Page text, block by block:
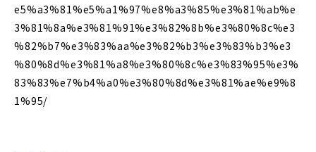
e5%a3%81%e5%a1%97%e8%a3%85%e3%81%ab%e
3%81%8a%e3%81%91%e3%82%8b%e3%80%8c%e3
%82%b7%e3%83%aa%e3%82%b3%e3%83%b3%e3
%80%8d%e3%81%a8%e3%80%8c%e3%83%95%e3%
83%83%e7%b4%a0%e3%80%8d%e3%81%ae%e9%8
1%95/